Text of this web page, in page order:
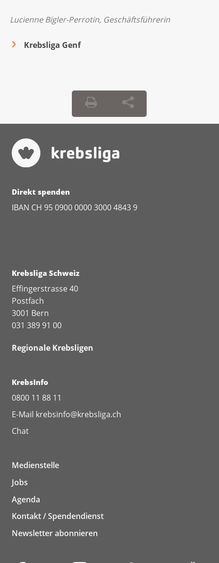
Lucienne Bigler-Perrotin, Geschäftsführerin
Krebsliga Genf
Direkt spenden
IBAN CH 95 0900 0000 3000 4843 9
Krebsliga Schweiz
Effingerstrasse 40
Postfach
3001 Bern
031 389 91 00
Regionale Krebsligen
KrebsInfo
0800 11 88 11
E-Mail krebsinfo@krebsliga.ch
Chat
Medienstelle
Jobs
Agenda
Kontakt / Spendendienst
Newsletter abonnieren